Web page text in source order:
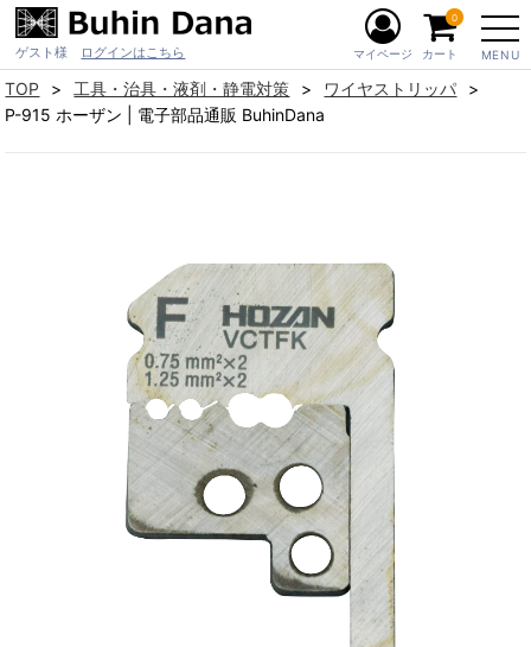
ゲスト様 ログインはこちら MENU
マイページ カート
0
TOP 工具・治具・液剤・静電対策
ワイヤストリッパ
P-915 ホーザン | 電子部品通販 BuhinDana